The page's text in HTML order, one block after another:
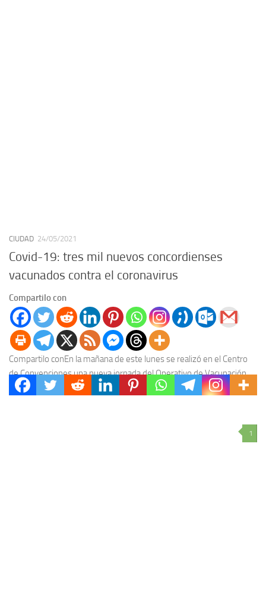
CIUDAD 24/05/2021
Covid-19: tres mil nuevos concordienses
vacunados contra el coronavirus
Compartilo con
Compartilo conEn la mañana de este lunes se realizó en el Centro
de Convenciones una nueva jornada del Operativo de Vacunación
contra el coronavirus, aplicándose...
1